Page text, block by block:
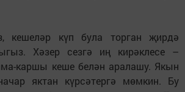
кешеләр күп була торган җирдә
Хәзер сезгә иң кирәклесе –
каршы кеше белән аралашу. Якын
яктан күрсәтергә мөмкин. Бу